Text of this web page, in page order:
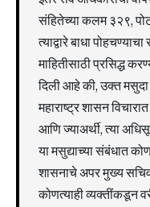
संहितेच्या कलम ३२९,
त्याद्वारे बाधा
माहितीसाठी प्रसिद्ध
दिली आहे की, उक्त
महाराष्ट्र शासन
आणि ज्याअर्थी, त्या
या मसुद्याच्या संबंधात
शासनाचे अपर मुख्य
कोणत्याही व्यक्तींकडून